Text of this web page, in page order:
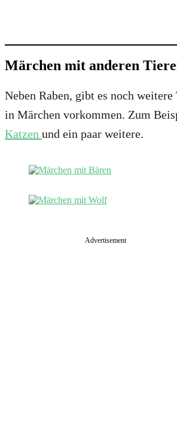
Märchen mit anderen
Neben Raben, gibt es noch
in Märchen vorkommen. Zum
Katzen und ein paar weitere.
Advertisement